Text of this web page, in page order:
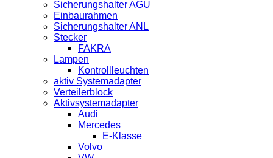
Sicherungshalter AGU
Einbaurahmen
Sicherungshalter ANL
Stecker
FAKRA
Lampen
Kontrollleuchten
aktiv Systemadapter
Verteilerblock
Aktivsystemadapter
Audi
Mercedes
E-Klasse
Volvo